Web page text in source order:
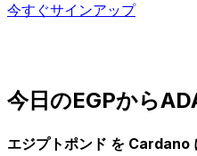
今すぐサインアップ
今日のEGPから
エジプトポンド を Cardano